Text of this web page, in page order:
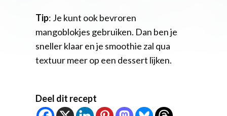
Tip: Je kunt ook bevroren
mangoblokjes gebruiken. Dan ben je
sneller klaar en je smoothie zal qua
textuur meer op een dessert lijken.
Deel dit recept